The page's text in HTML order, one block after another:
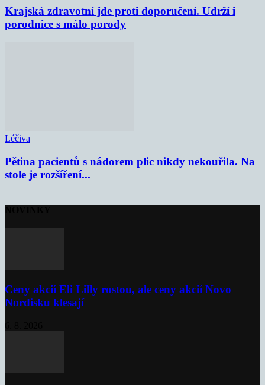
Krajská zdravotní jde proti doporučení. Udrží i
porodnice s málo porody
Léčiva
Pětina pacientů s nádorem plic nikdy nekouřila. Na
stole je rozšíření...
Ceny akcií Eli Lilly rostou, ale ceny akcií Novo
Nordisku klesají